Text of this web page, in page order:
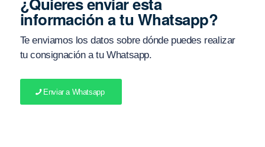
información a tu Whatsapp?
Te enviamos los datos sobre dónde puedes realizar
tu consignación a tu Whatsapp.
Enviar a Whatsapp